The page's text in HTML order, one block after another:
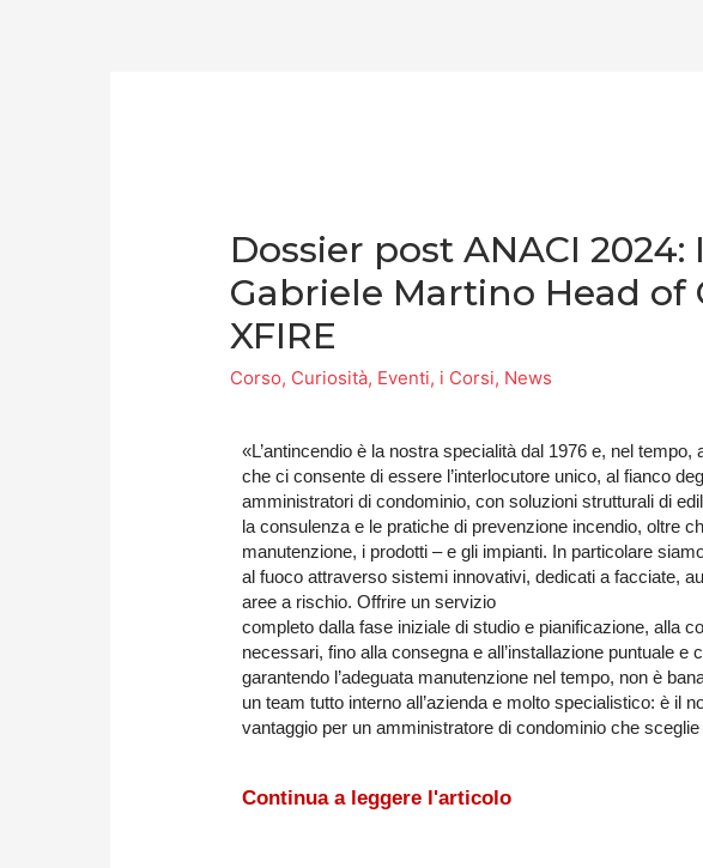
Dossier post ANACI 2024:
Gabriele Martino Head of
XFIRE
Corso, Curiosità, Eventi, i Corsi, News
«L’antincendio è la nostra specialità dal 1976 e, nel tempo,
che ci consente di essere l’interlocutore unico, al fianco
amministratori di condominio, con soluzioni strutturali di
la consulenza e le pratiche di prevenzione incendio, oltre
manutenzione, i prodotti – e gli impianti. In particolare
al fuoco attraverso sistemi innovativi, dedicati a facciate,
aree a rischio. Offrire un servizio
completo dalla fase iniziale di studio e pianificazione, alla
necessari, fino alla consegna e all’installazione puntuale e
garantendo l’adeguata manutenzione nel tempo, non è
un team tutto interno all’azienda e molto specialistico: è il
vantaggio per un amministratore di condominio che
Continua a leggere l'articolo